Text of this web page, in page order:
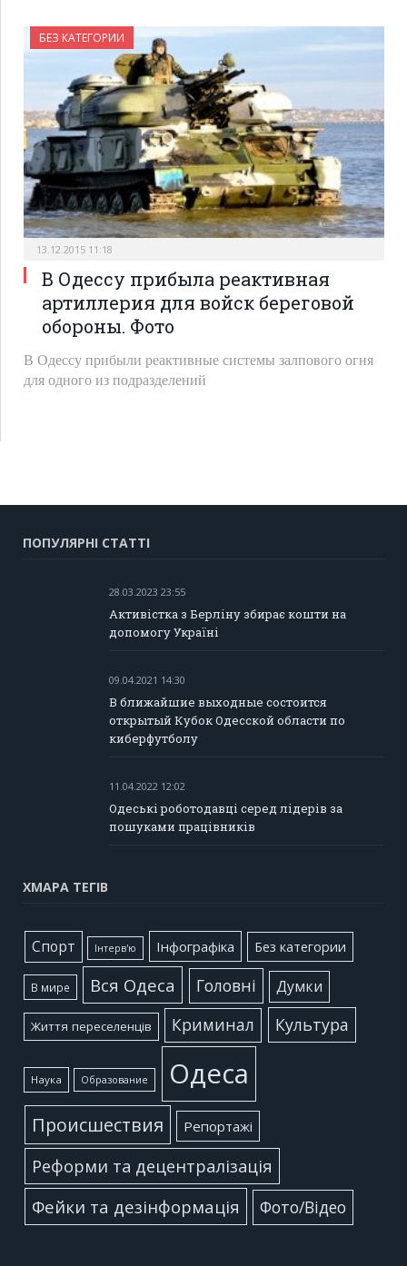
БЕЗ КАТЕГОРИИ
13.12.2015 11:18
В Одессу прибыла реактивная
артиллерия для войск береговой
обороны. Фото
В Одессу прибыли реактивные системы залпового огня
для одного из подразделений
ПОПУЛЯРНІ СТАТТІ
28.03.2023 23:55
Активістка з Берліну збирає кошти на
допомогу Україні
09.04.2021 14:30
В ближайшие выходные состоится
открытый Кубок Одесской области по
киберфутболу
11.04.2022 12:02
Одеські роботодавці серед лідерів за
пошуками працівників
ХМАРА ТЕГІВ
Cпорт Інтерв'ю Інфографіка Без категории
В мире Вся Одеса Головні Думки
Життя переселенців Криминал Культура
Наука Образование Одеса
Происшествия Репортажі
Реформи та децентралізація
Фейки та дезінформація
Фото/Відео